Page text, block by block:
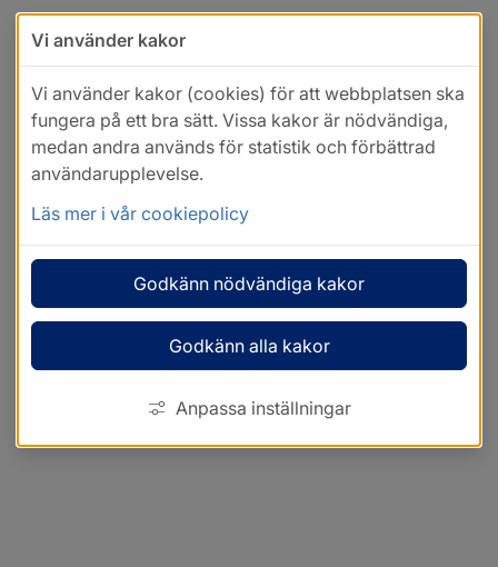
Vi använder kakor
Vi använder kakor (cookies) för att webbplatsen ska
fungera på ett bra sätt. Vissa kakor är nödvändiga,
medan andra används för statistik och förbättrad
användarupplevelse.
Läs mer i vår cookiepolicy
Godkänn nödvändiga kakor
Godkänn alla kakor
Anpassa inställningar